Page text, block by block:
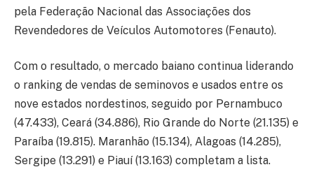
pela Federação Nacional das Associações dos
Revendedores de Veículos Automotores (Fenauto).
Com o resultado, o mercado baiano continua liderando
o ranking de vendas de seminovos e usados entre os
nove estados nordestinos, seguido por Pernambuco
(47.433), Ceará (34.886), Rio Grande do Norte (21.135) e
Paraíba (19.815). Maranhão (15.134), Alagoas (14.285),
Sergipe (13.291) e Piauí (13.163) completam a lista.